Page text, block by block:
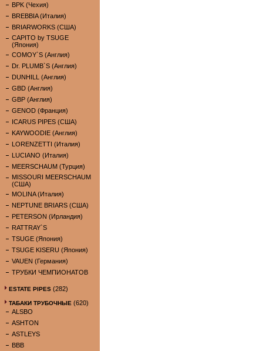
BPK (Чехия)
BREBBIA (Италия)
BRIARWORKS (США)
CAPITO by TSUGE
(Япония)
COMOY`S (Англия)
Dr. PLUMB`S (Англия)
DUNHILL (Англия)
GBD (Англия)
GBP (Англия)
GENOD (Франция)
ICARUS PIPES (США)
KAYWOODIE (Англия)
LORENZETTI (Италия)
LUCIANO (Италия)
MEERSCHAUM (Турция)
MISSOURI MEERSCHAUM
(США)
MOLINA (Италия)
NEPTUNE BRIARS (США)
PETERSON (Ирландия)
RATTRAY`S
TSUGE (Япония)
TSUGE KISERU (Япония)
VAUEN (Германия)
ТРУБКИ ЧЕМПИОНАТОВ
ESTATE PIPES (282)
ТАБАКИ ТРУБОЧНЫЕ (620)
ALSBO
ASHTON
ASTLEYS
BBB